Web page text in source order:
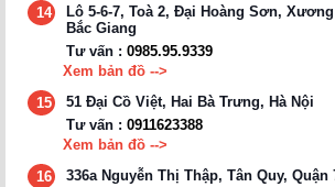
14
Lô 5-6-7, Toà 2, Đại Hoàng Sơn,
Bắc Giang
Tư vấn : 0985.95.9339
Xem bản đồ -->
15
51 Đại Cồ Việt, Hai Bà Trưng, Hà Nội
Tư vấn : 0911623388
Xem bản đồ -->
16
336a Nguyễn Thị Thập, Tân Quy, Quận